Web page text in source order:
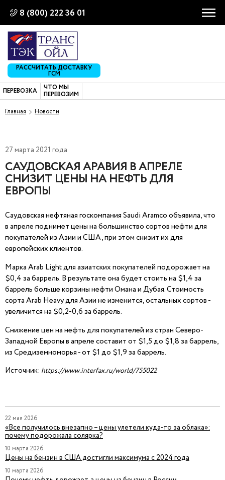
8 (800) 222 36 01
РАССЧИТАТЬ ДОСТАВКУ
ГСМ
ПЕРЕВОЗКА
ЧТО МЫ
ПЕРЕВОЗИМ
Главная
Новости
27 марта 2021 года
САУДОВСКАЯ АРАВИЯ В АПРЕЛЕ
СНИЗИТ ЦЕНЫ НА НЕФТЬ ДЛЯ
ЕВРОПЫ
Саудовская нефтяная госкомпания Saudi Aramco объявила, что
в апреле поднимет цены на большинство сортов нефти для
покупателей из Азии и США, при этом снизит их для
европейских клиентов.
Марка Arab Light для азиатских покупателей подорожает на
$0,4 за баррель. В результате она будет стоить на $1,4 за
баррель больше корзины нефти Омана и Дубая. Стоимость
сорта Arab Heavy для Азии не изменится, остальных сортов -
увеличится на $0,2-0,6 за баррель.
Снижение цен на нефть для покупателей из стран Северо-
Западной Европы в апреле составит от $1,5 до $1,8 за баррель,
из Средиземноморья - от $1 до $1,9 за баррель.
Источник: https://www.interfax.ru/world/755022
22 мая 2026
«Все получилось внезапно – цены улетели куда-то за облака»:
почему подорожала солярка?
10 марта 2026
Цены на бензин в США достигли максимума с 2024 года
10 марта 2026